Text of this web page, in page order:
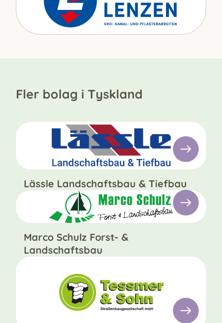
Fler bolag i Tyskland
Lässle Landschaftsbau & Tiefbau
Marco Schulz Forst- &
Landschaftsbau